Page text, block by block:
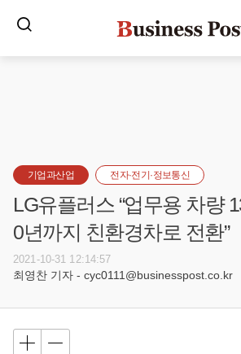
기업과산업 전자·전기·정보통신
LG유플러스 “업무용 차량
0년까지 친환경차로 전환”
2021-10-31 12:14:57
최영찬 기자 - cyc0111@businesspost.co.kr